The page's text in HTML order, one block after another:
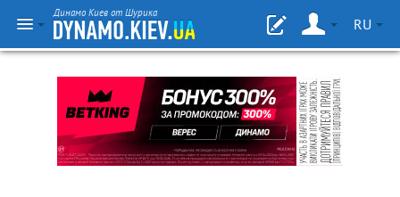
Динамо Киев от Шурика
RU